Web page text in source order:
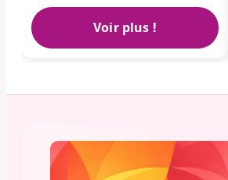
Voir plus !